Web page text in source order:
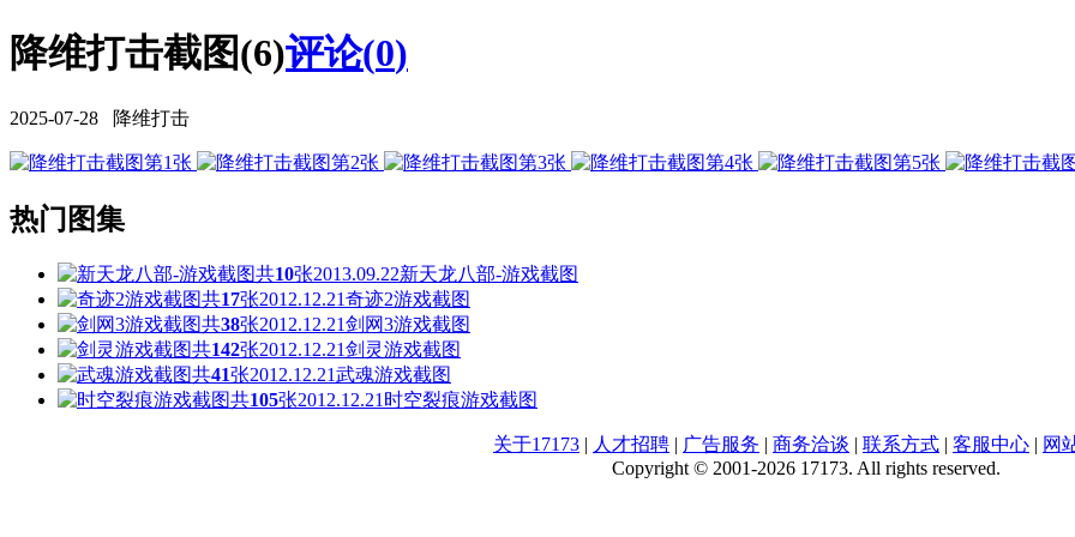
降维打击截图(6)评论(0)
2025-07-28 降维打击
热门图集
共10张2013.09.22新天龙八部-游戏截图
共17张2012.12.21奇迹2游戏截图
共38张2012.12.21剑网3游戏截图
共142张2012.12.21剑灵游戏截图
共41张2012.12.21武魂游戏截图
共105张2012.12.21 时空裂痕游戏截图
关于17173 | 人才招聘 | 广告服务 | 商务洽谈 | 联系方式 | 客服中心 | 网
Copyright © 2001-2026 17173. All rights reserved.